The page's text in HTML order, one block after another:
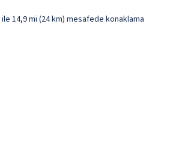
14,9 mi (24 km) mesafede konaklama